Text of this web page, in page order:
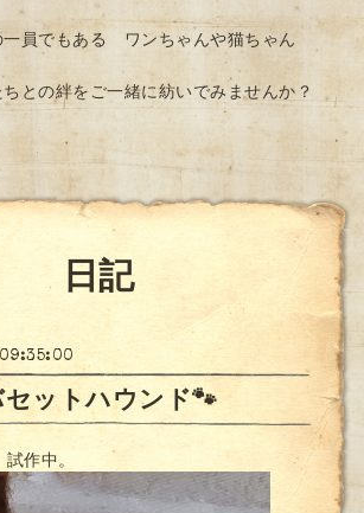
一員でもある ワンちゃんや猫ちゃん
との絆をご一緒に紡いでみませんか？
日記
セットハウンド🐾
作中。